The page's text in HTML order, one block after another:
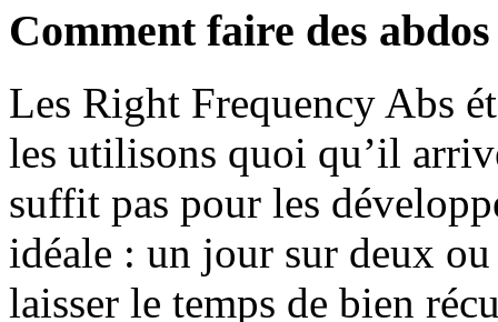
Comment faire des
Les Right Frequency Abs
les utilisons quoi qu’il
suffit pas pour les
idéale : un jour sur deux
laisser le temps de bien